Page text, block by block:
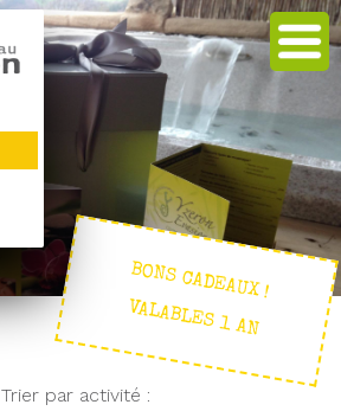
BONS CADEAUX !
VALABLES 1 AN
Trier par activité :